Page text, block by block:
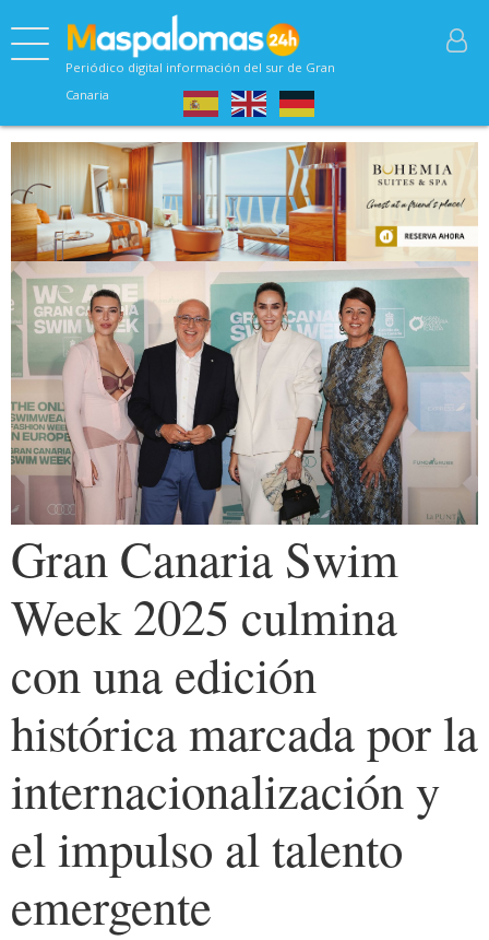
Periódico digital información del sur de Gran
Canaria
Gran Canaria Swim
Week 2025 culmina
con una edición
histórica marcada por la
internacionalización y
el impulso al talento
emergente